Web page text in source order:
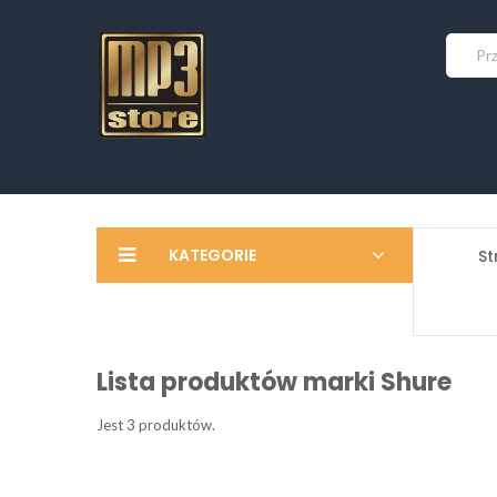
KATEGORIE
Lista produktów marki Shure
Jest 3 produktów.